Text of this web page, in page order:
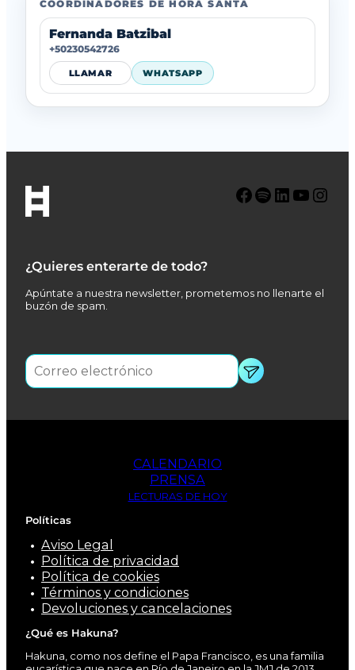
COORDINADORES DE HORA SANTA
Fernanda Batzibal
+50230542726
LLAMAR WHATSAPP
¿Quieres enterarte de todo?
Apúntate a nuestra newsletter, prometemos no llenarte el
buzón de spam.
Facebook Spotify LinkedIn YouTube Instagram
CALENDARIO
PRENSA
LECTURAS DE HOY
Políticas
Aviso Legal
Política de privacidad
Política de cookies
Términos y condiciones
Devoluciones y cancelaciones
¿Qué es Hakuna?
Hakuna, como nos define el Papa Francisco, es una familia